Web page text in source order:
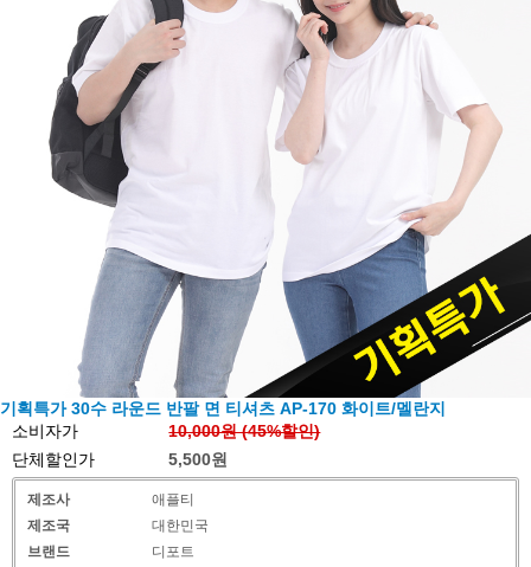
기획특가 30수 라운드 반팔 면 티셔츠 AP-170 화이트/멜란지
소비자가
10,000원 (45%할인)
단체할인가
5,500원
제조사
애플티
제조국
대한민국
브랜드
디포트